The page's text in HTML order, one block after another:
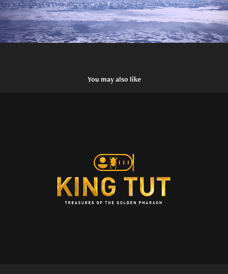
You may also like
KING TUT EXHIBIT
2018